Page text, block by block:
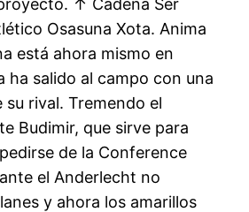
↑ Cadena Ser
Osasuna Xota. Anima
está ahora mismo en
ha salido al campo con una
su rival. Tremendo el
Budimir, que sirve para
de la Conference
el Anderlecht no
y ahora los amarillos